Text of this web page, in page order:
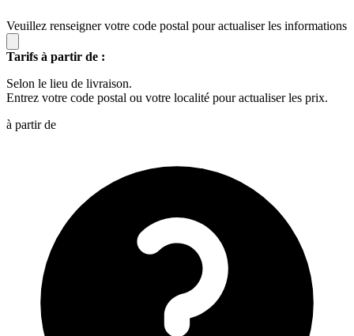
Veuillez renseigner votre code postal pour actualiser les informations
Tarifs à partir de :
Selon le lieu de livraison.
Entrez votre code postal ou votre localité pour actualiser les prix.
à partir de